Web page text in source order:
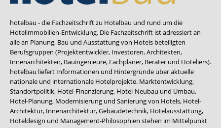
hotelbau - die Fachzeitschrift zu Hotelbau und rund um die
Hotelimmobilien-Entwicklung. Die Fachzeitschrift ist adressiert an
alle an Planung, Bau und Ausstattung von Hotels beteiligten
Berufsgruppen (Projektentwickler, Investoren, Architekten,
Innenarchitekten, Bauingenieure, Fachplaner, Berater und Hoteliers).
hotelbau liefert Informationen und Hintergründe über aktuelle
nationale und internationale Hotelprojekte. Marktentwicklung,
Standortpolitik, Hotel-Finanzierung, Hotel-Neubau und Umbau,
Hotel-Planung, Modernisierung und Sanierung von Hotels, Hotel-
Architektur, Innenarchitektur, Gebäudetechnik, Hotelausstattung,
Hoteldesign und Management-Philosophien stehen im Mittelpunkt